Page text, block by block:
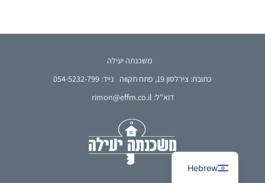
משכנתה יעילה
כתובת: צירלסון 19, פתח תקווה
נייד: 054-5232-799
דוא"ל: rimon@effm.co.il
Hebrew